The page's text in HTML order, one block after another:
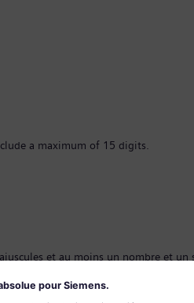
a maximum of 15 digits.
et au moins un nombre et un